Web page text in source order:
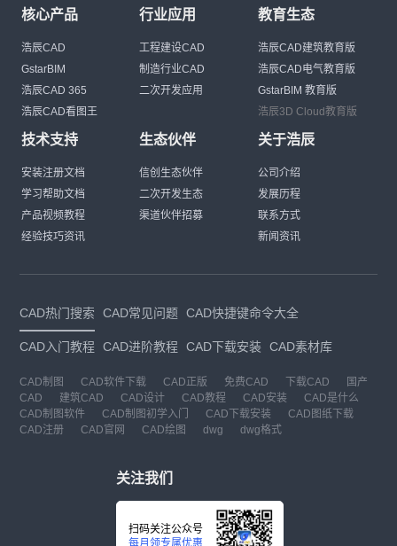
核心产品
浩辰CAD
GstarBIM
浩辰CAD 365
浩辰CAD看图王
行业应用
工程建设CAD
制造行业CAD
二次开发应用
教育生态
浩辰CAD建筑教育版
浩辰CAD电气教育版
GstarBIM 教育版
浩辰3D Cloud教育版
技术支持
安装注册文档
学习帮助文档
产品视频教程
经验技巧资讯
生态伙伴
信创生态伙伴
二次开发生态
渠道伙伴招募
关于浩辰
公司介绍
发展历程
联系方式
新闻资讯
CAD热门搜索 CAD常见问题 CAD快捷键命令大全
CAD入门教程 CAD进阶教程 CAD下载安装 CAD素材库
CAD制图 CAD软件下载 CAD正版 免费CAD 下载CAD
国产
CAD
建筑CAD CAD设计 CAD教程 CAD安装
CAD是什么
CAD制图软件
CAD制图初学入门 CAD下载安装
CAD图纸下载
CAD注册
CAD官网 CAD绘图 dwg dwg格式
关注我们
扫码关注公众号
每月领专属优惠